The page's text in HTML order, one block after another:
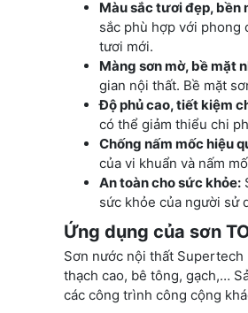
Màu sắc tươi đẹp, bền
sắc phù hợp với phong
tươi mới.
Màng sơn mờ, bề mặt
gian nội thất. Bề mặt
Độ phủ cao, tiết kiệm
có thể giảm thiểu chi
Chống nấm mốc hiệu
của vi khuẩn và nấm
An toàn cho sức khỏe:
sức khỏe của người sử
Ứng dụng của sơn
Sơn nước nội thất
thạch cao, bê tông, gạch,…
các công trình công cộng